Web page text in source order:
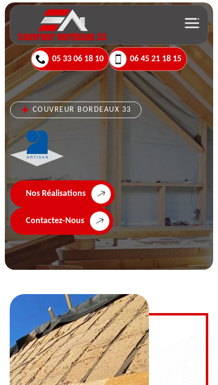
05 33 06 18 10 06 45 21 18 15
COUVREUR BORDEAUX 33
Nos Réalisations
Contactez-Nous